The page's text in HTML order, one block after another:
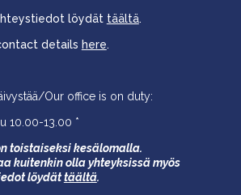
löydät täältä.
details here.
Our office is on duty:
10.00-13.00 *
toistaiseksi kesälomalla.
kuitenkin olla yhteyksissä myös
löydättäältä.